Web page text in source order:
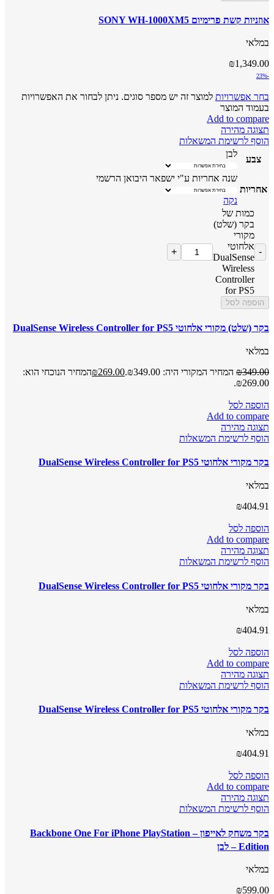
אוזניות קשת פרימיום SONY WH-1000XM5
במלאי
₪1,349.00
-23%
בחר אפשרויות למוצר זה יש מספר סוגים. ניתן לבחור את האפשרויות
בעמוד המוצר
Add to compare
תצוגה מהירה
הוסף לרשימת המשאלות
צבע
לבן
אחריות
שנה אחריות ע"י ישפאר היבואן הרשמי
נקה
כמות של
בקר (שלט)
מקורי
אלחוטי
DualSense
Wireless
Controller
for PS5
הוספה לסל
בקר (שלט) מקורי אלחוטי DualSense Wireless Controller for PS5
במלאי
₪349.00 המחיר המקורי היה: ₪349.00. ₪269.00
המחיר הנוכחי הוא:
₪269.00.
הוספה לסל
Add to compare
תצוגה מהירה
הוסף לרשימת המשאלות
בקר מקורי אלחוטי DualSense Wireless Controller for PS5
במלאי
₪404.91
הוספה לסל
Add to compare
תצוגה מהירה
הוסף לרשימת המשאלות
בקר מקורי אלחוטי DualSense Wireless Controller for PS5
במלאי
₪404.91
הוספה לסל
Add to compare
תצוגה מהירה
הוסף לרשימת המשאלות
בקר מקורי אלחוטי DualSense Wireless Controller for PS5
במלאי
₪404.91
הוספה לסל
Add to compare
תצוגה מהירה
הוסף לרשימת המשאלות
בקר משחק לאייפון – Backbone One For iPhone PlayStation
Edition – לבן
במלאי
₪599.00